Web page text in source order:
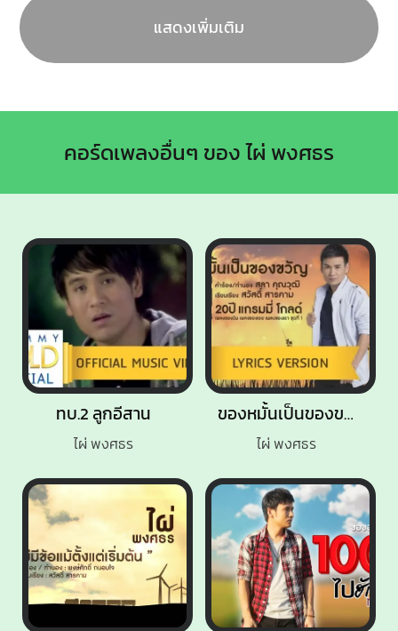
แสดงเพิ่มเติม
คอร์ดเพลงอื่นๆ ของ ไผ่ พงศธร
ทบ.2 ลูกอีสาน
ไผ่ พงศธร
ของหมั้นเป็นของขวัญ
ไผ่ พงศธร